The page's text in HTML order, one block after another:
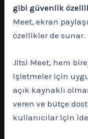
gibi güvenlik
Meet, ekran
özellikler de sunar.
Jitsi Meet, hem
işletmeler için
açık kaynaklı
veren ve bütçe
kullanıcılar için